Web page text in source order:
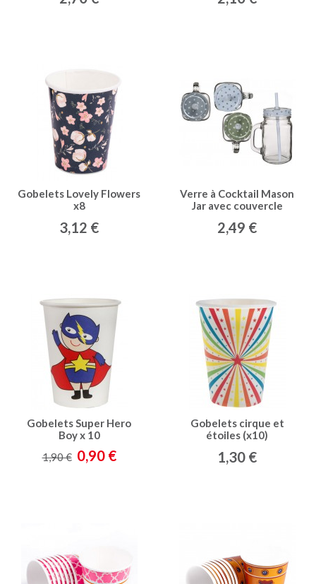
Gobelets Lovely Flowers
x8
3,12 €
Verre à Cocktail Mason
Jar avec couvercle
2,49 €
Gobelets Super Hero
Boy x 10
1,90 € 0,90 €
Gobelets cirque et
étoiles (x10)
1,30 €